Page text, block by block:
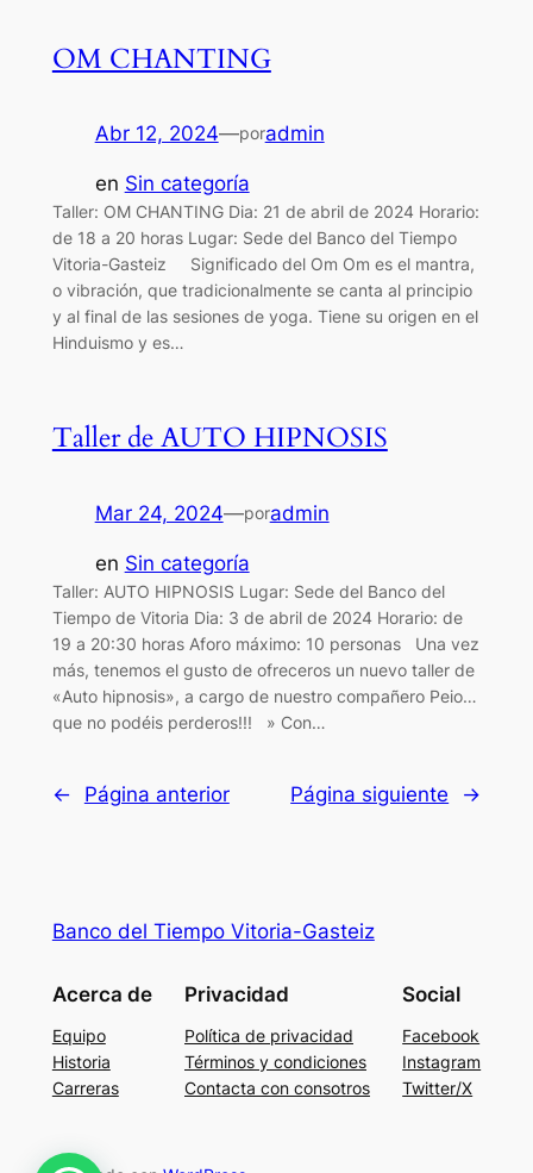
OM CHANTING
Abr 12, 2024—poradmin
en Sin categoría
Taller: OM CHANTING Dia: 21 de abril de 2024 Horario:
de 18 a 20 horas Lugar: Sede del Banco del Tiempo
Vitoria-Gasteiz Significado del Om Om es el mantra,
o vibración, que tradicionalmente se canta al principio
y al final de las sesiones de yoga. Tiene su origen en el
Hinduismo y es…
Taller de AUTO HIPNOSIS
Mar 24, 2024—poradmin
en Sin categoría
Taller: AUTO HIPNOSIS Lugar: Sede del Banco del
Tiempo de Vitoria Dia: 3 de abril de 2024 Horario: de
19 a 20:30 horas Aforo máximo: 10 personas Una vez
más, tenemos el gusto de ofreceros un nuevo taller de
«Auto hipnosis», a cargo de nuestro compañero Peio…
que no podéis perderos!!! » Con…
← Página anterior Página siguiente →
Banco del Tiempo Vitoria-Gasteiz
Acerca de
Equipo
Historia
Carreras
Privacidad
Política de privacidad
Términos y condiciones
Contacta con consotros
Social
Facebook
Instagram
Twitter/X